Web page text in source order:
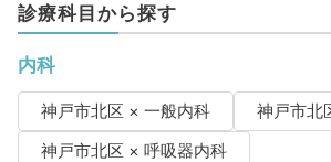
診療科目から探す
内科
神戸市北区 × 一般内科
神戸市北
神戸市北区 × 呼吸器内科